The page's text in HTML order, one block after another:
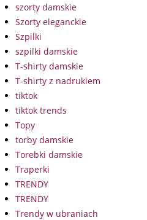
szorty damskie
Szorty eleganckie
Szpilki
szpilki damskie
T-shirty damskie
T-shirty z nadrukiem
tiktok
tiktok trends
Topy
torby damskie
Torebki damskie
Traperki
TRENDY
TRENDY
Trendy w ubraniach